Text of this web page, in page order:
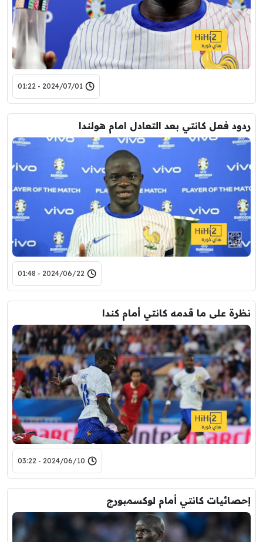
2024/07/01 - 01:22
ردود فعل كانتي بعد التعادل امام هولندا
2024/06/22 - 01:48
نظرة على ما قدمه كانتي أمام كندا
2024/06/10 - 03:22
إحصائيات كانتي أمام لوكسمبورج